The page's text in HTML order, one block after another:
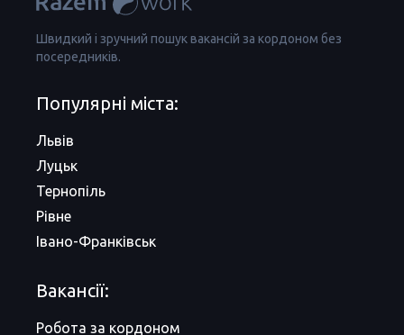
Швидкий і зручний пошук вакансій за кордоном без
посередників.
Популярні міста:
Львів
Луцьк
Тернопіль
Рівне
Івано-Франківськ
Вакансії:
Робота за кордоном